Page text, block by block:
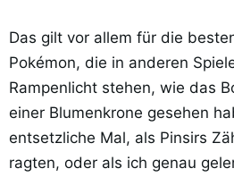
Das gilt vor allem für die
Pokémon, die in anderen
Rampenlicht stehen, wie das
einer Blumenkrone gesehen
entsetzliche Mal, als Pinsirs
ragten, oder als ich genau